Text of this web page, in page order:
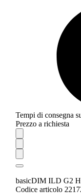
Tempi di consegna
Prezzo a richiesta
basicDIM ILD G2
Codice articolo